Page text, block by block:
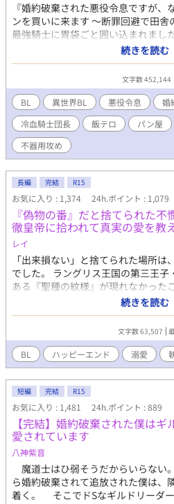
『婚約破棄された悪役令息ですが
ンを買いに来ます 〜断罪回避で田
最強騎士に胃袋ごと囲い込まれまし
追放。 公爵令息ノア・ラザフォード
う告げられた瞬間、心の中で歓喜し
憶を持つ転生者。 この世界が乙女
役令息”として破滅する運命だと知
への未練など一切ない。 面倒な貴族
放なんてむしろ大歓迎。 「よし、田
てノアは辺境の町で、小さなパン屋
焼きたてのミルクパン、焦がしバタ
ン。 ようやく手に入れた平穏なス
団長アゼル・グレイヴ。 無口。 無表
彼は、毎朝誰より早く店に来て、ノ
く。 「今日も来たんですか？」 「来
たよね」 「明日も来る」 ノアは思
好きなんだな、と。 しかしアゼルが
なかった。 ノアが疲れていれば黙っ
せには無表情で圧をかけ、元婚約
柄へ手を置く。 「この店に手を出す
だと思い込む悪役令息と、店主ごと
婚約破棄から始まる、飯テロ異世界
続きを読む
文字数 452,144
BL 異世界BL 悪役令息 婚
冷血騎士団長
飯テロ パン屋
不器用攻め
長編 完結 R15
お気に入り : 1,374 24h.ポイント : 1,079
『偽物の番』だと捨てられた
徹皇帝に拾われて真実の愛を教
レイ
「出来損ない」と捨てられた場所
でした。 ラングリス王国の第三王
ある『聖種の紋様』が現れなかった
れ、雪降る国境へと追放される。 死
は、隣国アイゼン帝国の「冷徹皇帝
続きを読む
文字数 63,507
BL ハッピーエンド 溺愛
短編 完結 R15
お気に入り : 1,481 24h.ポイント : 889
【完結】婚約破棄された僕は
愛されています
八神紫音
魔道士はひ弱そうだからいらな
ら婚約破棄されて追放された僕は、
着く。 そこでドSなギルドリーダ